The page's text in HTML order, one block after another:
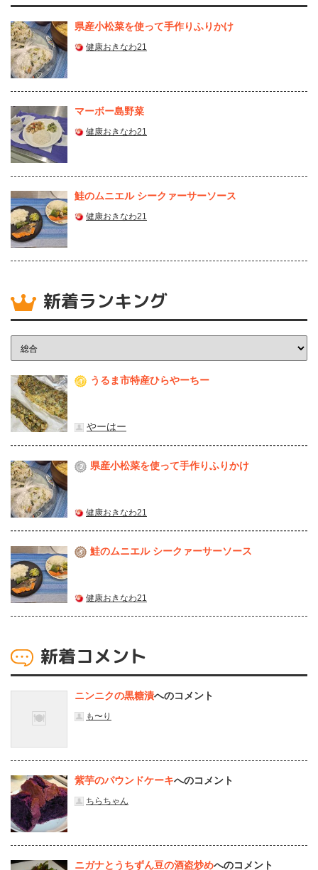
県産⼩松菜を使って⼿作りふりかけ
健康おきなわ21
マーボー島野菜
健康おきなわ21
鮭のムニエル シークァーサーソース
健康おきなわ21
新着ランキング
1 うるま市特産ひらやーちー
やーはー
2 県産⼩松菜を使って⼿作りふりかけ
健康おきなわ21
3 鮭のムニエル シークァーサーソース
健康おきなわ21
新着コメント
ニンニクの黒糖漬へのコメント
も〜り
紫芋のパウンドケーキへのコメント
ちらちゃん
ニガナとうちずん豆の酒盗炒めへのコメント